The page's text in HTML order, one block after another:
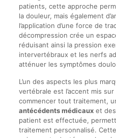
patients, cette approche
la douleur, mais également
l’application d’une force de
décompression crée un
réduisant ainsi la pression
intervertébraux et les nerfs
atténuer les symptômes
L’un des aspects les plus
vertébrale est l’accent mis sur
commencer tout traitement,
antécédents médicauxet des
patient est effectuée,
traitement personnalisé.